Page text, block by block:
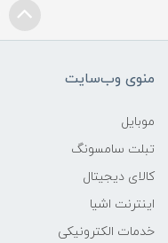
منوی وب‌سایت
موبایل
تبلت سامسونگ
کالای دیجیتال
اینترنت اشیا
خدمات الکترونیکی